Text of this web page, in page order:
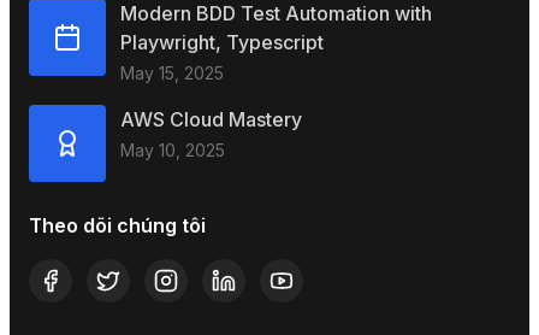
Modern BDD Test Automation with
Playwright, Typescript
May 15, 2025
AWS Cloud Mastery
May 10, 2025
Theo dõi chúng tôi